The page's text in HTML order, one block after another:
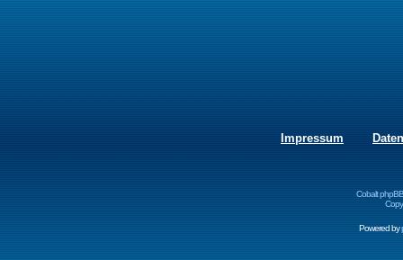
Impressum
Cobalt
Powered by